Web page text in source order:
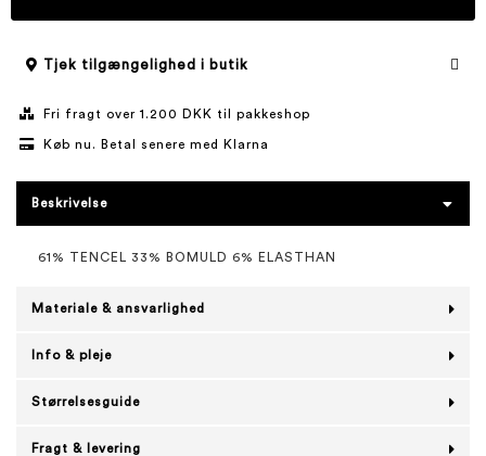
Tjek tilgængelighed i butik
Fri fragt over 1.200 DKK til pakkeshop
Køb nu. Betal senere med Klarna
Beskrivelse
61% TENCEL 33% BOMULD 6% ELASTHAN
Materiale & ansvarlighed
Info & pleje
Størrelsesguide
Fragt & levering